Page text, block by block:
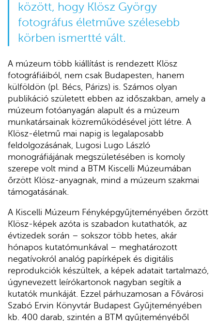
között, hogy Klösz György
fotográfus életműve szélesebb
körben ismertté vált.
A múzeum több kiállítást is rendezett Klösz
fotográfiáiból, nem csak Budapesten, hanem
külföldön (pl. Bécs, Párizs) is. Számos olyan
publikáció született ebben az időszakban, amely a
múzeum fotóanyagán alapult és a múzeum
munkatársainak közreműködésével jött létre. A
Klösz-életmű mai napig is legalaposabb
feldolgozásának, Lugosi Lugo László
monográfiájának megszületésében is komoly
szerepe volt mind a BTM Kiscelli Múzeumában
őrzött Klösz-anyagnak, mind a múzeum szakmai
támogatásának.
A Kiscelli Múzeum Fényképgyűjteményében őrzött
Klösz-képek azóta is szabadon kutathatók, az
évtizedek során – sokszor több hetes, akár
hónapos kutatómunkával – meghatározott
negatívokról analóg papírképek és digitális
reprodukciók készültek, a képek adatait tartalmazó,
úgynevezett leírókartonok nagyban segítik a
kutatók munkáját. Ezzel párhuzamosan a Fővárosi
Szabó Ervin Könyvtár Budapest Gyűjteményében
kb. 400 darab, szintén a BTM gyűjteményéből